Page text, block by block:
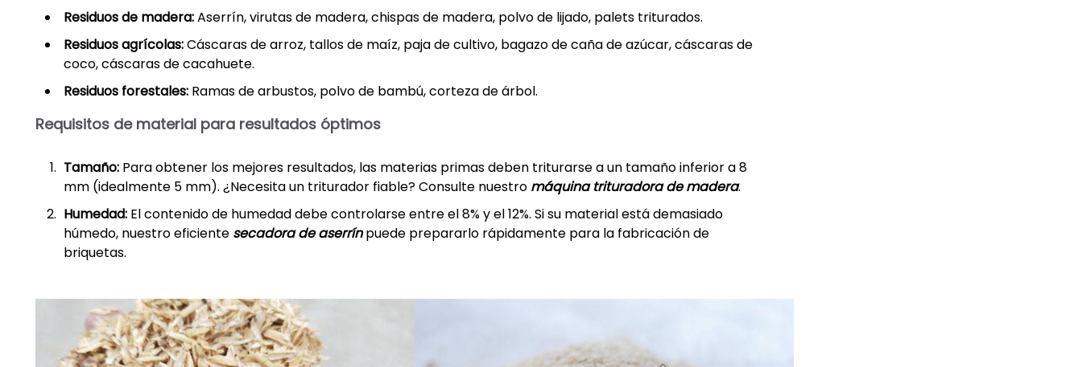
Residuos de madera:Aserrín, virutas de madera, chispas de madera, polvo de lijado, palets triturados.
Residuos agrícolas:Cáscaras de arroz, tallos de maíz, paja de cultivo, bagazo de caña de azúcar, cáscaras de
coco, cáscaras de cacahuete.
Residuos forestales: Ramas de arbustos, polvo de bambú, corteza de árbol.
Requisitos de material para resultados óptimos
Tamaño: Para obtener los mejores resultados, las materias primas deben triturarse a un tamaño inferior a 8
mm (idealmente 5 mm). ¿Necesita un triturador fiable? Consulte nuestro máquina trituradora de madera.
Humedad: El contenido de humedad debe controlarse entre el 8% y el 12%. Si su material está demasiado
húmedo, nuestro eficiente secadora de aserrínpuede prepararlo rápidamente para la fabricación de
briquetas.